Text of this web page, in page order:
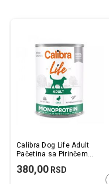
Calibra Dog Life Adult
Pačetina sa Pirinčem
380,00 RSD